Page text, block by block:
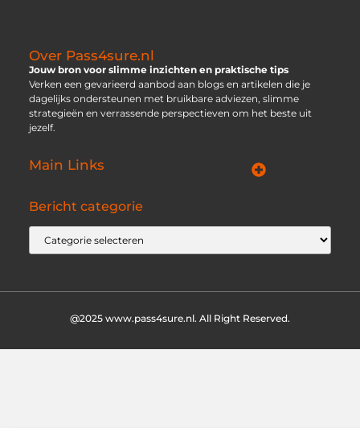
Over Pass4sure.nl
Jouw bron voor slimme inzichten en praktische tips
Verken een gevarieerd aanbod aan blogs en artikelen die je
dagelijks ondersteunen met bruikbare adviezen, slimme
strategieën en verrassende perspectieven om het beste uit
jezelf.
Main Links
Bericht categorie
@2025 www.pass4sure.nl. All Right Reserved.